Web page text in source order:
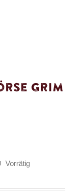
Grim
Vorrätig